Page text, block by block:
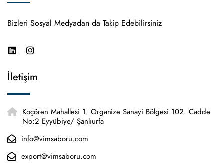
Bizleri Sosyal Medyadan da Takip Edebilirsiniz
İletişim
Koçören Mahallesi 1. Organize Sanayi Bölgesi 102. Cadde
No:2 Eyyübiye/ Şanlıurfa
info@vimsaboru.com
export@vimsaboru.com